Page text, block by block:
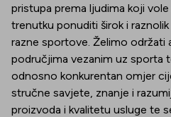
pristupa prema ljudima koji
trenutku ponuditi širok i
razne sportove. Želimo održati
područjima vezanim uz sporta
odnosno konkurentan omjer
stručne savjete, znanje i
proizvoda i kvalitetu usluge te